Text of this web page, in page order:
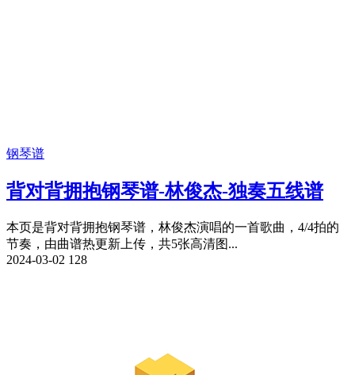
钢琴谱
背对背拥抱钢琴谱-林俊杰-独奏五线谱
本页是背对背拥抱钢琴谱，林俊杰演唱的一首歌曲，4/4拍的
节奏，由曲谱热更新上传，共5张高清图...
2024-03-02 128